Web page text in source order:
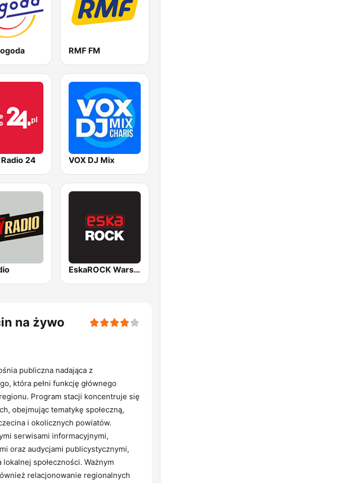
RMF FM
24 VOX DJ Mix
EskaROCK Warszawa
na żywo
publiczna nadająca z
która pełni funkcję głównego
Program stacji koncentruje się
obejmując tematykę społeczną,
i okolicznych powiatów.
serwisami informacyjnymi,
oraz audycjami publicystycznymi,
społeczności. Ważnym
relacjonowanie regionalnych